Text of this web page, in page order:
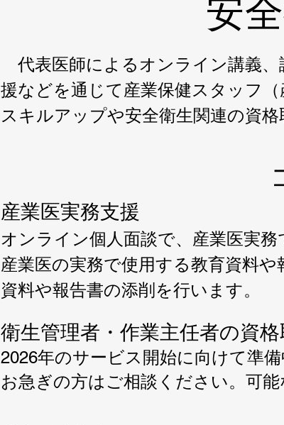
安
代表医師によるオンライン講義、
援などを通じて産業保健スタッフ
スキルアップや安全衛生関連の資格
産業医実務支援
オンライン個人面談で、産業医実
産業医の実務で使用する教育資料
資料や報告書の添削を行います。
衛生管理者・作業主任者の資
2026年のサービス開始に向けて準備
お急ぎの方はご相談ください。可能